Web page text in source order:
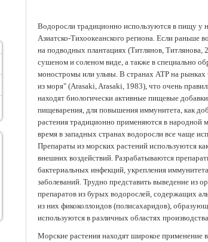
Водоросли традиционно используются в пищу у
Азиатско-Тихоокеанского региона. Если раньше
на подводных плантациях (Tитлянов,
сушеном и соленом виде, а также в специально
моностромы или ульвы. В странах АТР на
из моря" (Arasaki, Arasaki, 1983), что очень
находят биологически активные пищевые
пищеварения, для повышения иммунитета, как
растения традиционно применяются в народной
время в западных странах водоросли все чаще
Препараты из морских растений используются
внешних воздействий. Разрабатываются
бактериальных инфекций, укрепления
заболеваний. Трудно представить выведение из
препаратов из бурых водорослей, содержащих
из них фикоколлоидов (полисахаридов),
используются в различных областях
Морские растения находят широкое применение